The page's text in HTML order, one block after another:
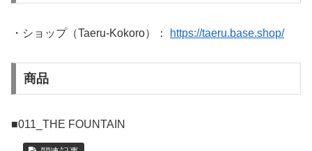
・ショップ（Taeru-Kokoro）： https://taeru.base.shop/
商品
■011_THE FOUNTAIN